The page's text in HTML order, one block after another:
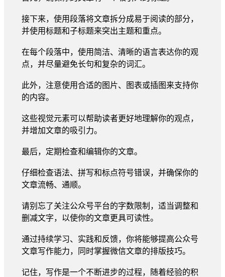
接下来，使用段落将文章拆分成易于阅读的部分，
并使用标题和子标题来突出主题和重点。
在每个段落中，使用简洁、清晰的语言表达你的观
点，并尽量避免长句和复杂的词汇。
此外，注意使用合适的图片、图表或插图来支持你
的内容。
这些视觉元素可以帮助读者更好地理解你的观点，
并增加文章的吸引力。
最后，定期检查和编辑你的文章。
仔细检查语法、拼写和标点符号错误，并确保你的
文章流畅、通顺。
请别忘了关注公众号平台的字数限制，适当调整和
删减文字，以使你的文章更具可读性。
通过持续学习、实践和反馈，你将能够提高公众号
文章写作能力，同时掌握微信文章的排版技巧。
记住，写作是一个不断进步的过程，随着经验的积